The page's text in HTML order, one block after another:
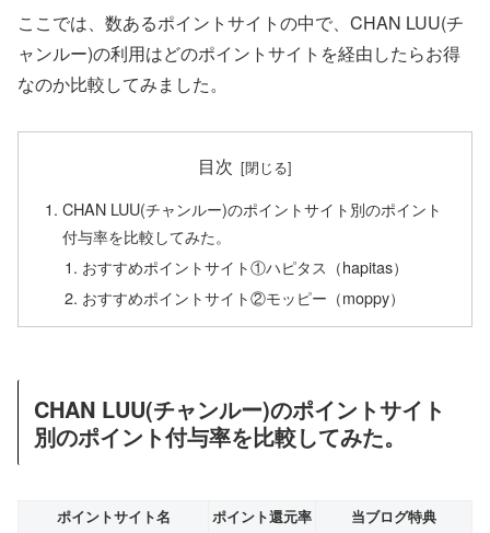
ここでは、数あるポイントサイトの中で、CHAN LUU(チ
ャンルー)の利用はどのポイントサイトを経由したらお得
なのか比較してみました。
目次
CHAN LUU(チャンルー)のポイントサイト別のポイント
付与率を比較してみた。
おすすめポイントサイト①ハピタス（hapitas）
おすすめポイントサイト②モッピー（moppy）
CHAN LUU(チャンルー)のポイントサイト
別のポイント付与率を比較してみた。
ポイントサイト名 ポイント還元率 当ブログ特典